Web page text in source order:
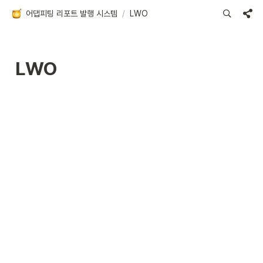
어댑피팅 리포트 발행 시스템 / LWO
LWO